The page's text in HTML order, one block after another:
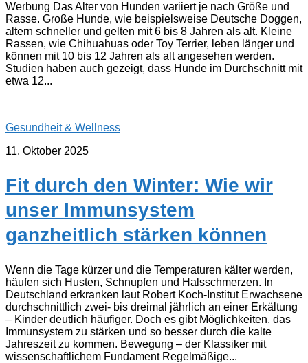
Werbung Das Alter von Hunden variiert je nach Größe und
Rasse. Große Hunde, wie beispielsweise Deutsche Doggen,
altern schneller und gelten mit 6 bis 8 Jahren als alt. Kleine
Rassen, wie Chihuahuas oder Toy Terrier, leben länger und
können mit 10 bis 12 Jahren als alt angesehen werden.
Studien haben auch gezeigt, dass Hunde im Durchschnitt mit
etwa 12...
Gesundheit & Wellness
11. Oktober 2025
Fit durch den Winter: Wie wir
unser Immunsystem
ganzheitlich stärken können
Wenn die Tage kürzer und die Temperaturen kälter werden,
häufen sich Husten, Schnupfen und Halsschmerzen. In
Deutschland erkranken laut Robert Koch-Institut Erwachsene
durchschnittlich zwei- bis dreimal jährlich an einer Erkältung
– Kinder deutlich häufiger. Doch es gibt Möglichkeiten, das
Immunsystem zu stärken und so besser durch die kalte
Jahreszeit zu kommen. Bewegung – der Klassiker mit
wissenschaftlichem Fundament Regelmäßige...